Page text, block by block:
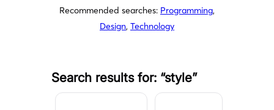
Recommended searches: Programming,
Design, Technology
Search results for: “style”